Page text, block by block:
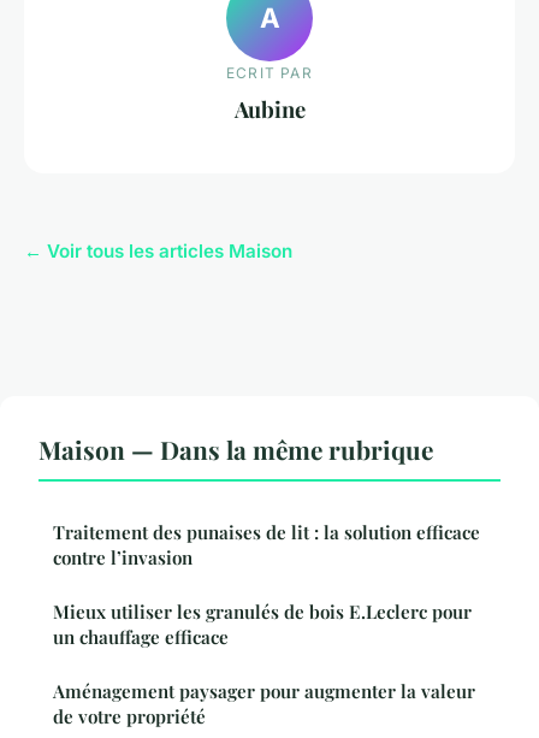
A
ECRIT PAR
Aubine
← Voir tous les articles Maison
Maison — Dans la même rubrique
Traitement des punaises de lit : la solution efficace
contre l’invasion
Mieux utiliser les granulés de bois E.Leclerc pour
un chauffage efficace
Aménagement paysager pour augmenter la valeur
de votre propriété